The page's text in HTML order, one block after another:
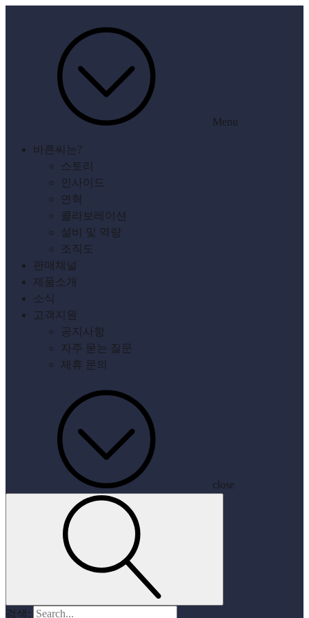
Menu
바른씨는?
스토리
인사이드
연혁
콜라보레이션
설비 및 역량
조직도
판매채널
제품소개
소식
고객지원
공지사항
자주 묻는 질문
제휴 문의
close
검색: